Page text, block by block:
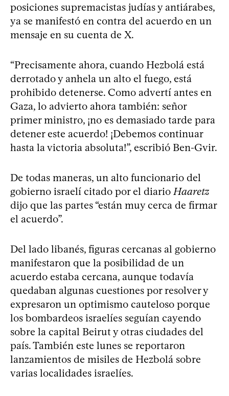
posiciones supremacistas judías y antiárabes,
ya se manifestó en contra del acuerdo en un
mensaje en su cuenta de X.
“Precisamente ahora, cuando Hezbolá está
derrotado y anhela un alto el fuego, está
prohibido detenerse. Como advertí antes en
Gaza, lo advierto ahora también: señor
primer ministro, ¡no es demasiado tarde para
detener este acuerdo! ¡Debemos continuar
hasta la victoria absoluta!”, escribió Ben-Gvir.
De todas maneras, un alto funcionario del
gobierno israelí citado por el diario Haaretz
dijo que las partes “están muy cerca de firmar
el acuerdo”.
Del lado libanés, figuras cercanas al gobierno
manifestaron que la posibilidad de un
acuerdo estaba cercana, aunque todavía
quedaban algunas cuestiones por resolver y
expresaron un optimismo cauteloso porque
los bombardeos israelíes seguían cayendo
sobre la capital Beirut y otras ciudades del
país. También este lunes se reportaron
lanzamientos de misiles de Hezbolá sobre
varias localidades israelíes.